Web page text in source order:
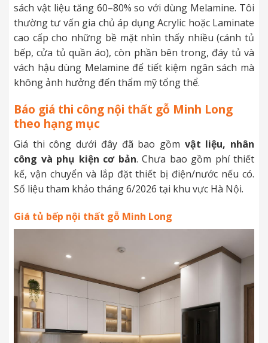
sách vật liệu tăng 60–80% so với dùng Melamine. Tôi
thường tư vấn gia chủ áp dụng Acrylic hoặc Laminate
cao cấp cho những bề mặt nhìn thấy nhiều (cánh tủ
bếp, cửa tủ quần áo), còn phần bên trong, đáy tủ và
vách hậu dùng Melamine để tiết kiệm ngân sách mà
không ảnh hưởng đến thẩm mỹ tổng thể.
Báo giá thi công nội thất gỗ Minh Long
theo hạng mục
Giá thi công dưới đây đã bao gồm vật liệu, nhân
công và phụ kiện cơ bản. Chưa bao gồm phí thiết
kế, vận chuyển và lắp đặt thiết bị điện/nước nếu có.
Số liệu tham khảo tháng 6/2026 tại khu vực Hà Nội.
Giá tủ bếp nội thất gỗ Minh Long